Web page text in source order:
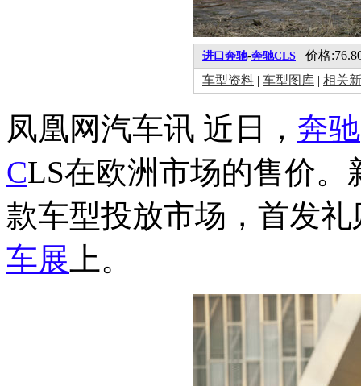
进口奔驰-奔驰CLS 价格
车型资料 | 车型图库 | 相关
凤凰网汽车讯 近日， 奔驰
CLS在欧洲市场的售价。
款车型投放市场，首发
车展 上。